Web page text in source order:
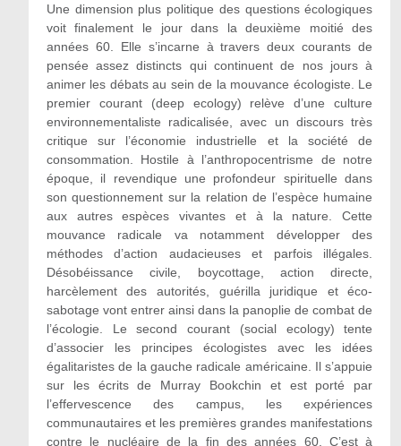
Une dimension plus politique des questions écologiques
voit finalement le jour dans la deuxième moitié des
années 60. Elle s’incarne à travers deux courants de
pensée assez distincts qui continuent de nos jours à
animer les débats au sein de la mouvance écologiste. Le
premier courant (deep ecology) relève d’une culture
environnementaliste radicalisée, avec un discours très
critique sur l’économie industrielle et la société de
consommation. Hostile à l’anthropocentrisme de notre
époque, il revendique une profondeur spirituelle dans
son questionnement sur la relation de l’espèce humaine
aux autres espèces vivantes et à la nature. Cette
mouvance radicale va notamment développer des
méthodes d’action audacieuses et parfois illégales.
Désobéissance civile, boycottage, action directe,
harcèlement des autorités, guérilla juridique et éco-
sabotage vont entrer ainsi dans la panoplie de combat de
l’écologie. Le second courant (social ecology) tente
d’associer les principes écologistes avec les idées
égalitaristes de la gauche radicale américaine. Il s’appuie
sur les écrits de Murray Bookchin et est porté par
l’effervescence des campus, les expériences
communautaires et les premières grandes manifestations
contre le nucléaire de la fin des années 60. C’est à